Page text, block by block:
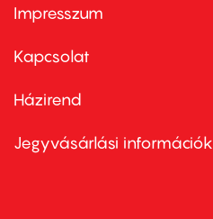
Footer
first
Impresszum
Kapcsolat
Footer
second
Házirend
Jegyvásárlási információk